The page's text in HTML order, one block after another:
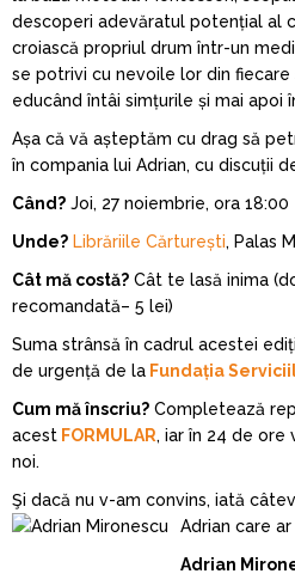
descoperi adevăratul potențial al
croiască propriul drum într-un
se potrivi cu nevoile lor din
educând întâi simțurile și mai apoi
Așa că vă așteptăm cu drag să
în compania lui Adrian, cu discuții
Când? Joi, 27 noiembrie, ora 18:00
Unde? Librăriile Cărturești, Palas
Cât mă costă? Cât te lasă inima
recomandată– 5 lei)
Suma strânsă în cadrul acestei
de urgență de la Fundația
Cum mă înscriu? Completează
acest FORMULAR, iar în 24 de ore
noi.
Şi dacă nu v-am convins, iată
Adrian care
Adrian